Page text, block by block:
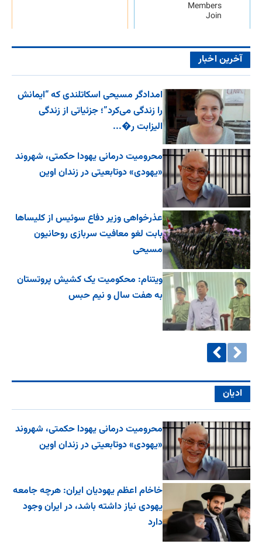
Members
Join
آخرین اخبار
امدادگر مسیحی اسکاتلندی که “ایمانش
را زندگی می‌کرد”؛ جزئیاتی از زندگی
الیزابت ر�...
محرومیت درمانی یهودا حکمتی، شهروند
«یهودی» دوتابعیتی در زندان اوین
عذرخواهی وزیر دفاع سوئیس از کلیساها
بابت لغو معافیت سربازی روحانیون
مسیحی
ویتنام: محکومیت یک کشیش پروتستان
به هفت سال و نیم حبس
ادیان
محرومیت درمانی یهودا حکمتی، شهروند
«یهودی» دوتابعیتی در زندان اوین
خاخام اعظم یهودیان ایران: هرچه جامعه
یهودی نیاز داشته باشد، در ایران وجود
دارد